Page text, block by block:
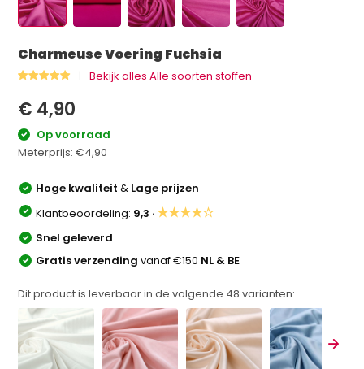
Charmeuse Voering Fuchsia
Bekijk alles Alle soorten stoffen
€ 4,90
Op voorraad
Meterprijs:€4,90
Hoge kwaliteit& Lage prijzen
Klantbeoordeling: 9,3 ·★★★★☆
Snel geleverd
Gratis verzendingvanaf €150 NL & BE
Dit product is leverbaar in de volgende 48 varianten: